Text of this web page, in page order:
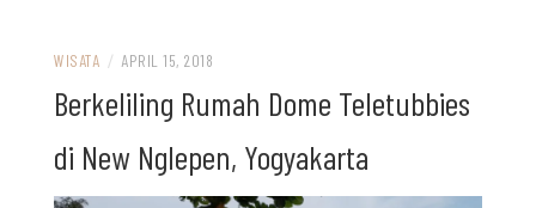
WISATA / APRIL 15, 2018
Berkeliling Rumah Dome Teletubbies
di New Nglepen, Yogyakarta